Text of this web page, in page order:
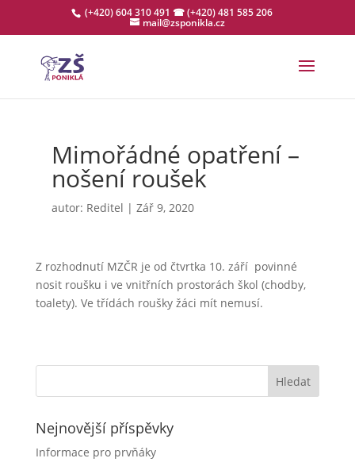
(+420) 604 310 491 ☎ (+420) 481 585 206
mail@zsponikla.cz
Mimořádné opatření –
nošení roušek
autor: Reditel | Zář 9, 2020
Z rozhodnutí MZČR je od čtvrtka 10. září povinné
nosit roušku i ve vnitřních prostorách škol (chodby,
toalety). Ve třídách roušky žáci mít nemusí.
Nejnovější příspěvky
Informace pro prvňáky